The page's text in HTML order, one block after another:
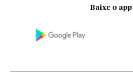
Baixe o app